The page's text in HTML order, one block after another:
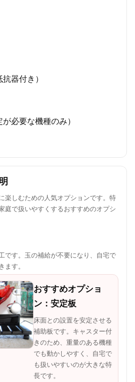
器付き）
必要な機種のみ）
楽しむための人気オプションです。特
庭で扱いやすくするおすすめのオプシ
です。玉の補給が不要になり、自宅で
ます。
おすすめオプショ
ン：安定板
床面との設置を安定させる
補助板です。キャスター付
きのため、重量のある機種
でも動かしやすく、自宅で
も扱いやすいのが大きな特
長です。